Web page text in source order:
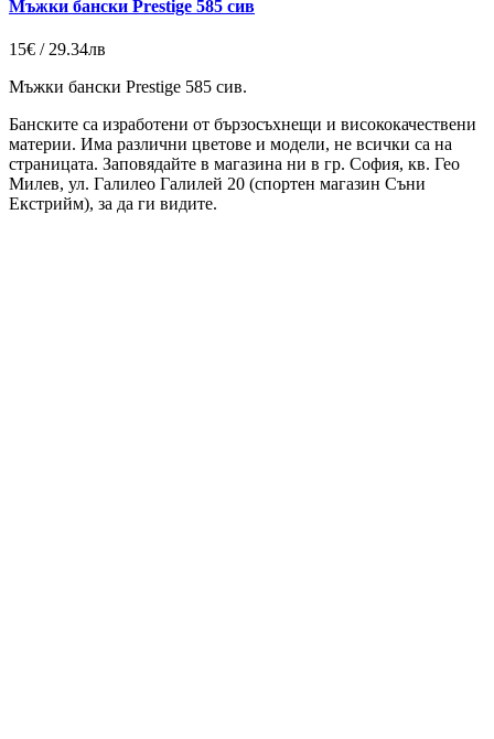
Мъжки бански Prestige 585 сив
15€ / 29.34лв
Мъжки бански Prestige 585 сив.
Банските са изработени от бързосъхнещи и висококачествени
материи. Има различни цветове и модели, не всички са на
страницата. Заповядайте в магазина ни в гр. София, кв. Гео
Милев, ул. Галилео Галилей 20 (спортен магазин Съни
Екстрийм), за да ги видите.